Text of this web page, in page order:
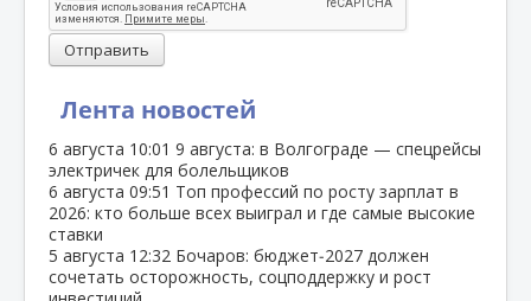
Лента новостей
6 августа 10:01 9 августа: в Волгограде — спецрейсы
электричек для болельщиков
6 августа 09:51 Топ профессий по росту зарплат в
2026: кто больше всех выиграл и где самые высокие
ставки
5 августа 12:32 Бочаров: бюджет‑2027 должен
сочетать осторожность, соцподдержку и рост
Отправить